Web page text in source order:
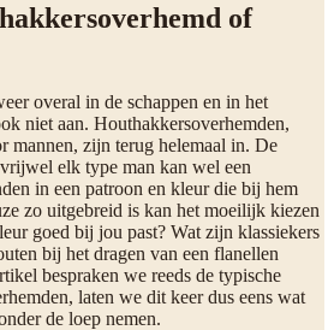
of
overal in de schappen en in het
niet aan. Houthakkersoverhemden,
mannen, zijn terug helemaal in. De
elk type man kan wel een
in een patroon en kleur die bij hem
zo uitgebreid is kan het moeilijk kiezen
goed bij jou past? Wat zijn klassiekers
bij het dragen van een flanellen
bespraken we reeds de typische
laten we dit keer dus eens wat
de loep nemen.